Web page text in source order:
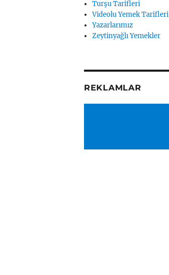
Turşu Tarifleri
Videolu Yemek Tarifleri
Yazarlarımız
Zeytinyağlı Yemekler
REKLAMLAR